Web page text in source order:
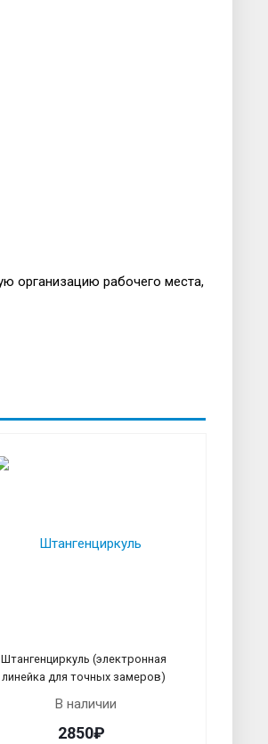
организацию рабочего места,
Штангенциркуль (электронная
линейка для точных замеров)
В наличии
2850₽